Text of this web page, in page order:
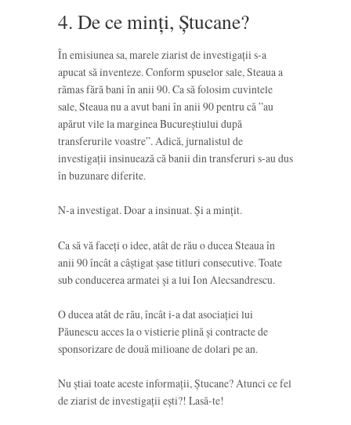
4. De ce minți, Ștucane?
În emisiunea sa, marele ziarist de investigații s-a
apucat să inventeze. Conform spuselor sale, Steaua a
rămas fără bani în anii 90. Ca să folosim cuvintele
sale, Steaua nu a avut bani în anii 90 pentru că ”au
apărut vile la marginea Bucureștiului după
transferurile voastre”. Adică, jurnalistul de
investigații insinuează că banii din transferuri s-au dus
în buzunare diferite.
N-a investigat. Doar a insinuat. Și a mințit.
Ca să vă faceți o idee, atât de rău o ducea Steaua în
anii 90 încât a câștigat șase titluri consecutive. Toate
sub conducerea armatei și a lui Ion Alecsandrescu.
O ducea atât de rău, încât i-a dat asociației lui
Păunescu acces la o vistierie plină și contracte de
sponsorizare de două milioane de dolari pe an.
Nu știai toate aceste informații, Ștucane? Atunci ce fel
de ziarist de investigații ești?! Lasă-te!